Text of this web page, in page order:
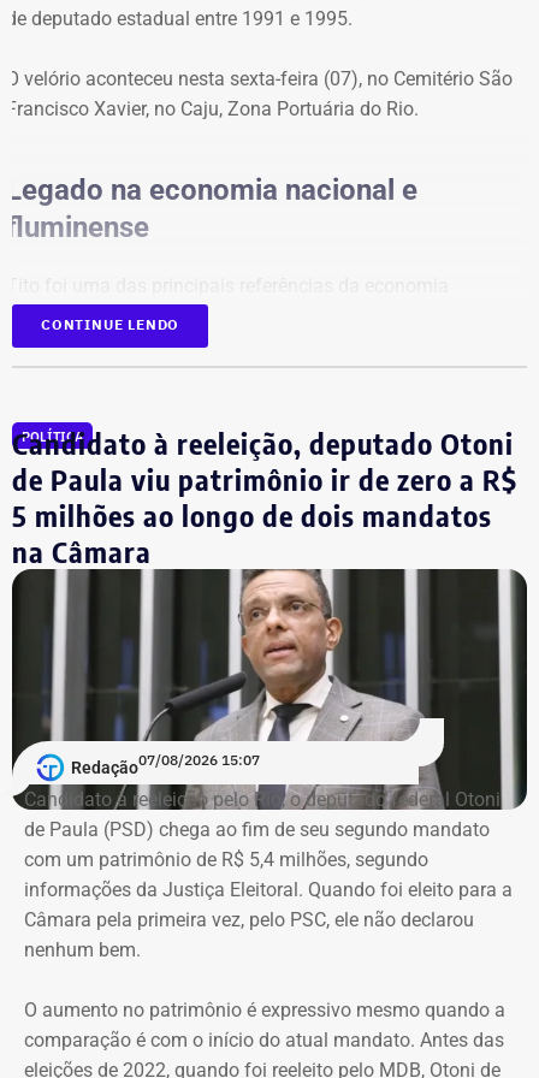
por R$ 48 mil em poupança e R$ 12 mil em conta
de deputado estadual entre 1991 e 1995.
O velório aconteceu nesta sexta-feira (07), no Cemitério São
Francisco Xavier, no Caju, Zona Portuária do Rio.
Legado na economia nacional e
fluminense
brasileira, com atuação de destaque na formulação de
políticas de desenvolvimento econômico para o estado do
Rio. Nos últimos anos, ele atuava como gerente de Políticas
redução da burocracia e o fortalecimento dos pequenos
empreendedores.
O economista também ocupava a vice-presidência da
Sociedade Nacional de Agricultura; integrava a Academia
Nacional de Agricultura; e era membro do Instituto Brasileiro
de Economia, da Fundação Getulio Vargas (FGV).
Governo do estado emitiu nota de pesar
Em nota, o governador em exercício do Rio, Ricardo Couto,
manifestou solidariedade aos familiares e amigos do
economista.
“O Brasil perde um dos grandes nomes da economia e da
formulação de políticas públicas voltadas ao
desenvolvimento. Tito Bruno Ryff deixa um legado construído
público, à vida acadêmica e ao fortalecimento do ambiente de
negócios, com importantes contribuições para o Estado do
Rio de Janeiro e para o país. Sua atuação foi marcada pelo
CONTINUE LENDO
POLÍTICA
Candidato à reeleição, deputado Otoni
de Paula viu patrimônio ir de zero a R$
5 milhões ao longo de dois mandatos
na Câmara
Redação07/08/2026 15:07
Candidato à reeleição pelo Rio, o deputado federal Otoni
de Paula (PSD) chega ao fim de seu segundo mandato
com um patrimônio de R$ 5,4 milhões, segundo
informações da Justiça Eleitoral. Quando foi eleito para a
Câmara pela primeira vez, pelo PSC, ele não declarou
nenhum bem.
O aumento no patrimônio é expressivo mesmo quando a
comparação é com o início do atual mandato. Antes das
eleições de 2022, quando foi reeleito pelo MDB, Otoni de